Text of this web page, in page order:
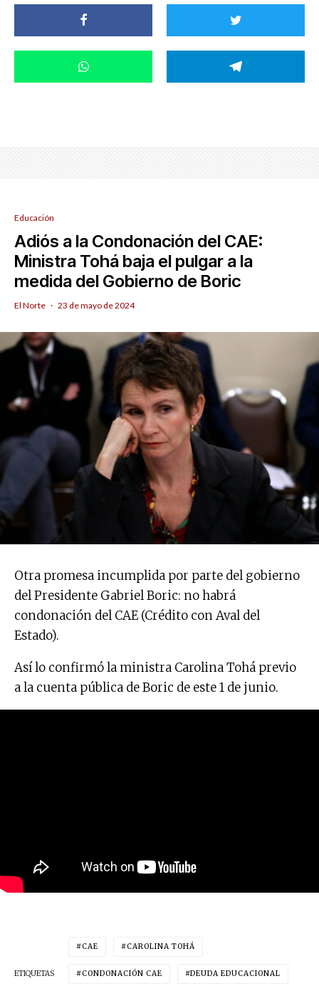
Educación
Adiós a la Condonación del CAE:
Ministra Tohá baja el pulgar a la
medida del Gobierno de Boric
El Norte · 23 de mayo de 2024
Otra promesa incumplida por parte del gobierno
del Presidente Gabriel Boric: no habrá
condonación del CAE (Crédito con Aval del
Estado).
Así lo confirmó la ministra Carolina Tohá previo
a la cuenta pública de Boric de este 1 de junio.
ETIQUETAS
CAE CAROLINA TOHÁ
CONDONACIÓN CAE DEUDA EDUCACIONAL